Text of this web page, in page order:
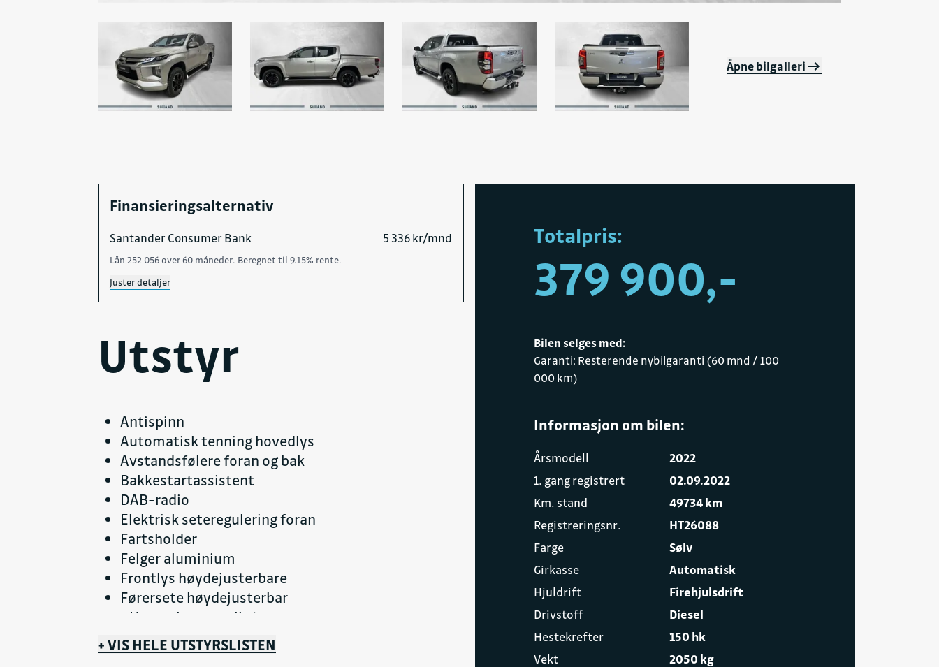
Åpne bilgalleri
Finansieringsalternativ
Santander Consumer Bank 5 336 kr/mnd
Lån 252 056 over 60 måneder. Beregnet til 9.15% rente.
Juster detaljer
Utstyr
Antispinn
Automatisk tenning hovedlys
Avstandsfølere foran og bak
Bakkestartassistent
DAB-radio
Elektrisk seteregulering foran
Fartsholder
Felger aluminium
Frontlys høydejusterbare
Førersete høydejusterbar
t Høyttalere antall: 6
Innfellbare speil elektrisk
Kjørekomputer
+ VIS HELE UTSTYRSLISTEN
Totalpris:
379 900,-
Bilen selges med:
Garanti: Resterende nybilgaranti (60 mnd / 100
000 km)
Informasjon om bilen:
Årsmodell
2022
1. gang registrert
02.09.2022
Km. stand
49734 km
Registreringsnr.
HT26088
Farge
Sølv
Girkasse
Automatisk
Hjuldrift
Firehjulsdrift
Drivstoff
Diesel
Hestekrefter
150 hk
Vekt
2050 kg